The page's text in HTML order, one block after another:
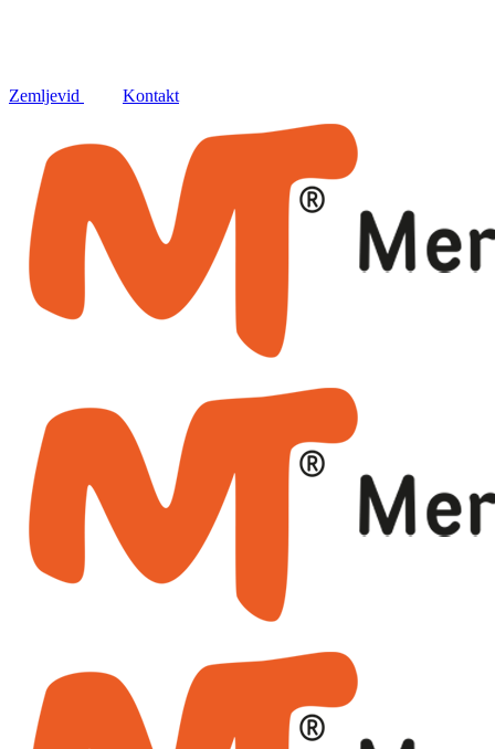
Zemljevid Kontakt